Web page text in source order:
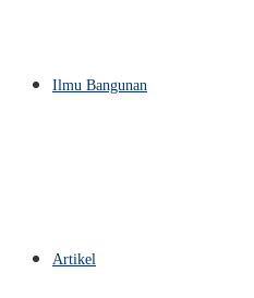
Ilmu Bangunan
Artikel